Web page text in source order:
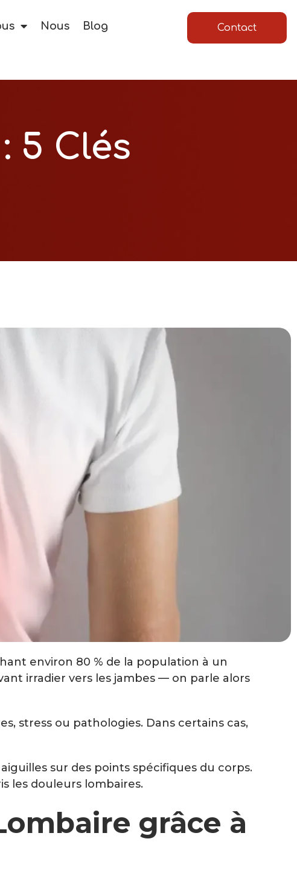
Nous Blog Contact
5 Clés
environ 80 % de la population à un
irradier vers les jambes — on parle alors
stress ou pathologies. Dans certains cas,
sur des points spécifiques du corps.
les douleurs lombaires.
grâce à